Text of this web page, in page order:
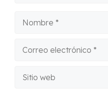
electrónico
web